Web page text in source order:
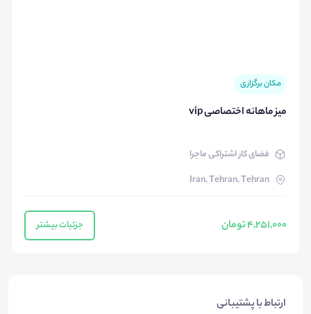
مکان برگزاری
میز ماهانه اختصاصی vip
فضای کار اشتراکی ماجرا
Iran, Tehran, Tehran
4,251,000 تومان جزئیات بیشتر
ارتباط با پشتیبانی